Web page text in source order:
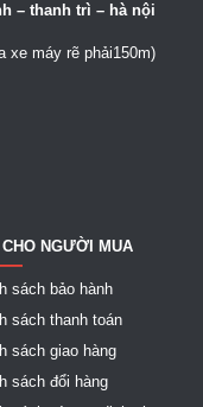
– thanh trì – hà nội
xe máy rẽ phải150m)
CHO NGƯỜI MUA
sách bảo hành
sách thanh toán
sách giao hàng
sách đổi hàng